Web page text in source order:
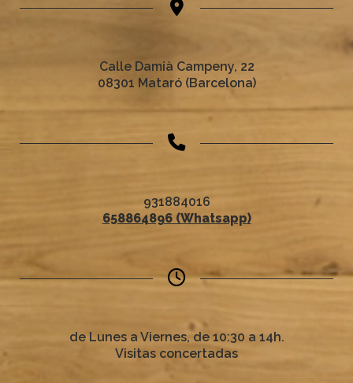
Calle Damià Campeny, 22
08301 Mataró (Barcelona)
931884016
658864896 (Whatsapp)
de Lunes a Viernes, de 10:30 a 14h.
Visitas concertadas